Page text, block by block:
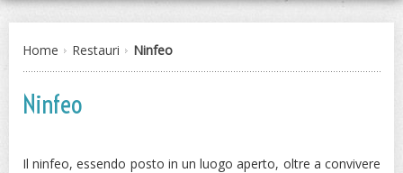
Home Restauri Ninfeo
Ninfeo
Il ninfeo, essendo posto in un luogo aperto, oltre a convivere